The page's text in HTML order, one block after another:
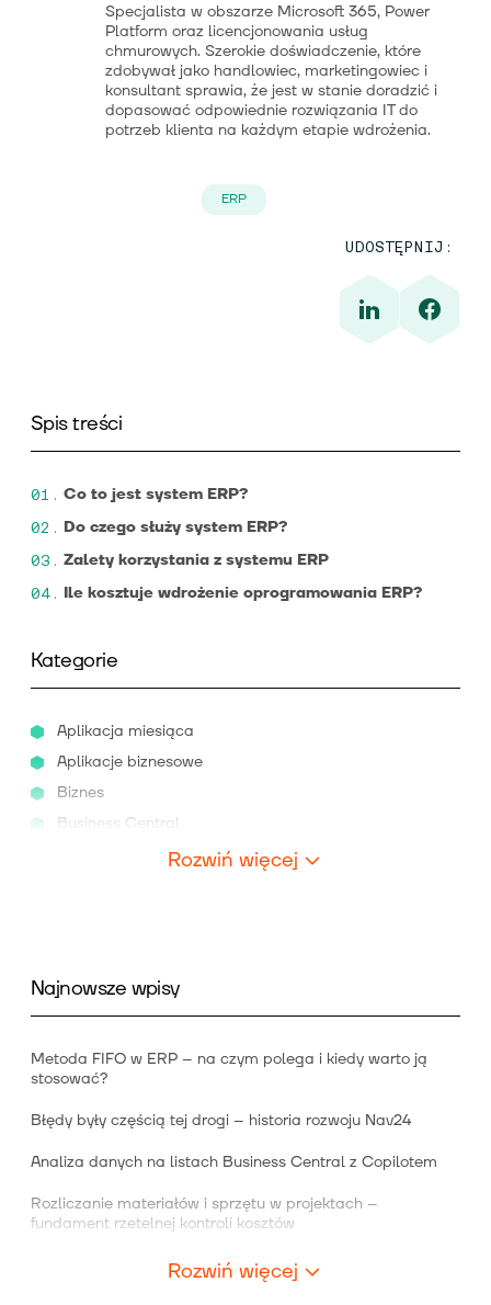
Specjalista w obszarze Microsoft 365, Power
Platform oraz licencjonowania usług
chmurowych. Szerokie doświadczenie, które
zdobywał jako handlowiec, marketingowiec i
konsultant sprawia, że jest w stanie doradzić i
dopasować odpowiednie rozwiązania IT do
potrzeb klienta na każdym etapie wdrożenia.
ERP
UDOSTĘPNIJ:
Spis treści
Co to jest system ERP?
Do czego służy system ERP?
Zalety korzystania z systemu ERP
Ile kosztuje wdrożenie oprogramowania ERP?
Kategorie
Aplikacja miesiąca
Aplikacje biznesowe
Biznes
Business Central
Rozwiń więcej
Najnowsze wpisy
Metoda FIFO w ERP – na czym polega i kiedy warto ją
stosować?
Błędy były częścią tej drogi – historia rozwoju Nav24
Analiza danych na listach Business Central z Copilotem
Rozliczanie materiałów i sprzętu w projektach –
fundament rzetelnej kontroli kosztów
Rozwiń więcej